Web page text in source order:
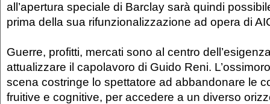
all’apertura speciale di Barclay sarà quindi
prima della sua rifunzionalizzazione ad opera di
Guerre, profitti, mercati sono al centro
attualizzare il capolavoro di Guido Reni.
scena costringe lo spettatore ad abbandonare le
fruitive e cognitive, per accedere a un diverso